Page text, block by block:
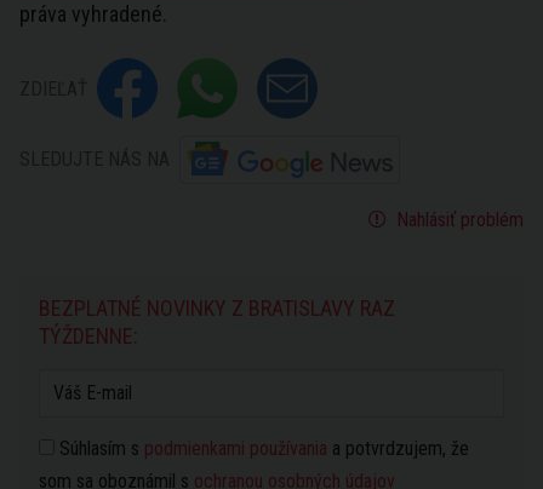
práva vyhradené.
Nahlásiť problém
BEZPLATNÉ NOVINKY Z BRATISLAVY RAZ
TÝŽDENNE:
Súhlasím s podmienkami používania a potvrdzujem, že
som sa oboznámil s ochranou osobných údajov